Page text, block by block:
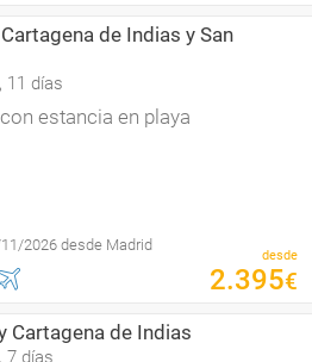
de Indias y San
11 días
estancia en playa
2026 desde Madrid
desde
2.395€
Cartagena de Indias
7 días